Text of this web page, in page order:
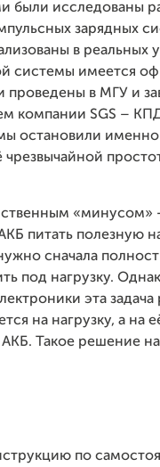
были исследованы
зарядных
в реальных
системы имеется
проведены в МГУ и
компании SGS –
остановили
чрезвычайной
питать полезную
сначала
под нагрузку.
эта задача
на нагрузку, а на
АКБ. Такое решение
по